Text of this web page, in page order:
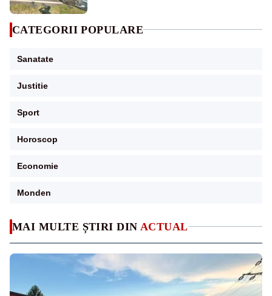
MAI MULTE ȘTIRI DIN ACTUAL
CATEGORII POPULARE
Sanatate
Justitie
Sport
Horoscop
Economie
Monden